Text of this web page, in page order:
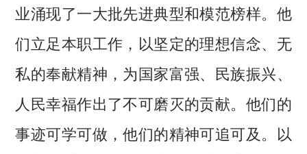
业涌现了一大批先进典型和模范榜样。他
们立足本职工作，以坚定的理想信念、无
私的奉献精神，为国家富强、民族振兴、
人民幸福作出了不可磨灭的贡献。他们的
事迹可学可做，他们的精神可追可及。以